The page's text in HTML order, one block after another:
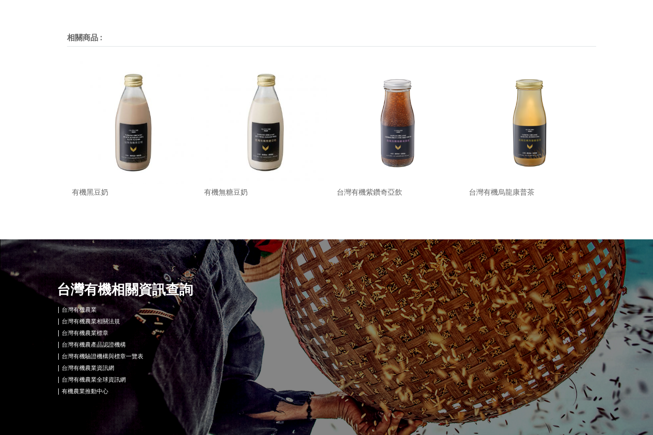
相關商品 :
有機黑豆奶 有機無糖豆奶 台灣有機紫鑽奇亞飲 台灣有機烏龍康普茶
台灣有機相關資訊查詢
台灣有機農業
台灣有機農業相關法規
台灣有機農業標章
台灣有機農產品認證機構
台灣有機驗證機構與標章一覽表
台灣有機農業資訊網
台灣有機農業全球資訊網
有機農業推動中心